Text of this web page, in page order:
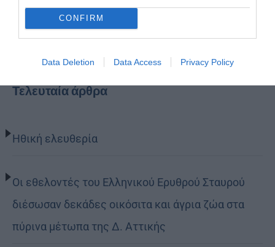
CONFIRM
Data Deletion Data Access Privacy Policy
Τελευταία άρθρα
Ηθική ελευθερία
Οι εθελοντές του Ελληνικού Ερυθρού Σταυρού
διέσωσαν δεκάδες οικόσιτα και άγρια ζώα στα
πύρινα μέτωπα της Δ. Αττικής